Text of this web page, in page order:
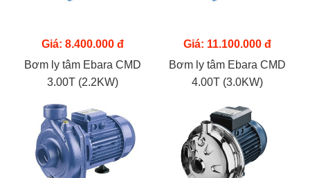
Giá: 8.400.000 đ
Bơm ly tâm Ebara CMD
3.00T (2.2KW)
Giá: 11.100.000 đ
Bơm ly tâm Ebara CMD
4.00T (3.0KW)